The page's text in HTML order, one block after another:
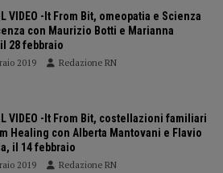
VIDEO -It From Bit, omeopatia e Scienza
con Maurizio Botti e Marianna
28 febbraio
2019 Redazione RN
IL VIDEO -It From Bit, costellazioni familiari
Healing con Alberta Mantovani e Flavio
il 14 febbraio
2019 Redazione RN